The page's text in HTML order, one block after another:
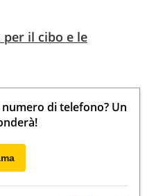
il cibo e le
di telefono? Un